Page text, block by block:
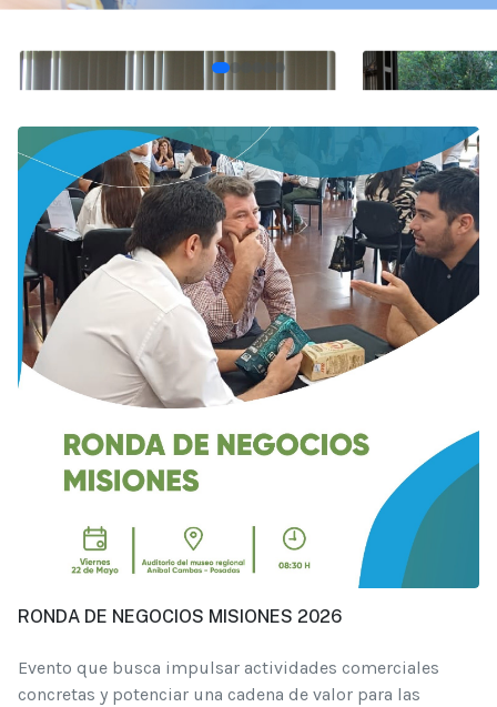
RONDA DE NEGOCIOS MISIONES 2026
Evento que busca impulsar actividades comerciales
concretas y potenciar una cadena de valor para las